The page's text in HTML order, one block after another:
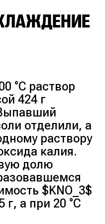
°C раствор
424 г
отделили, а
раствору
калия.
долю
$KNO_3$
г, а при 20 °C